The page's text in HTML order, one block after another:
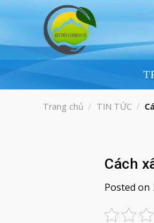
Trang chủ / TIN TỨC /
Cách
Posted on